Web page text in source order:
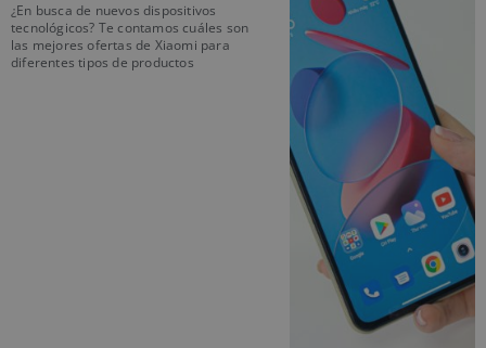
¿En busca de nuevos dispositivos
tecnológicos? Te contamos cuáles son
las mejores ofertas de Xiaomi para
diferentes tipos de productos